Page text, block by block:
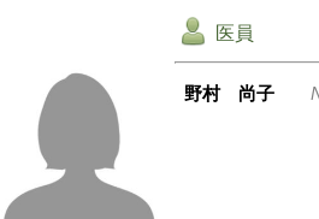
医員
野村 尚子